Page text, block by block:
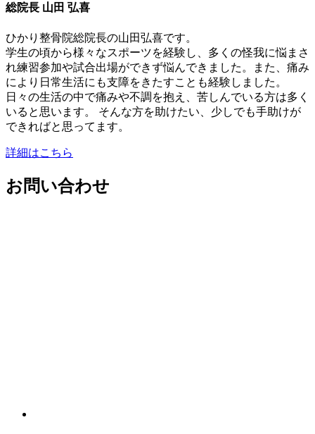
総院長 山田 弘喜
ひかり整骨院総院長の山田弘喜です。
学生の頃から様々なスポーツを経験し、多くの怪我に悩まさ
れ練習参加や試合出場ができず悩んできました。また、痛み
により日常生活にも支障をきたすことも経験しました。
日々の生活の中で痛みや不調を抱え、苦しんでいる方は多く
いると思います。 そんな方を助けたい、少しでも手助けが
できればと思ってます。
詳細はこちら
お問い合わせ